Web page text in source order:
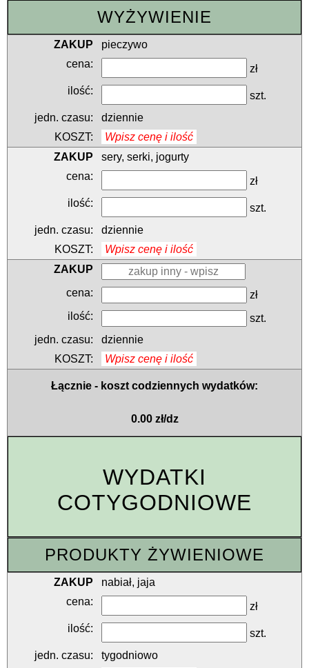
WYŻYWIENIE
pieczywo
zł
szt.
dziennie
Wpisz cenę i ilość
sery, serki, jogurty
zł
szt.
dziennie
Wpisz cenę i ilość
zł
szt.
dziennie
Wpisz cenę i ilość
Łącznie - koszt codziennych wydatków:
0.00 zł/dz
WYDATKI
COTYGODNIOWE
PRODUKTY ŻYWIENIOWE
nabiał, jaja
zł
szt.
tygodniowo